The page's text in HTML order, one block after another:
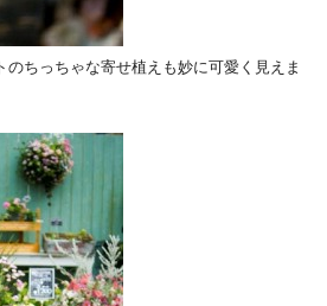
ちっちゃな寄せ植えも妙に可愛く見えま